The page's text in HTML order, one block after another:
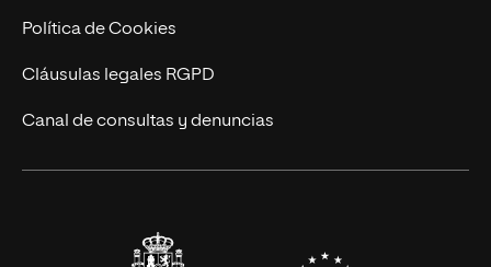
Cursos Universitarios
Actualidad
UNIR Revista
Eventos
Política de Cookies
Cláusulas legales RGPD
Canal de consultas y denuncias